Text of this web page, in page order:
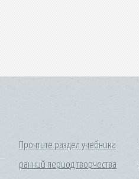
Прочтите раздел учебника
ранний период творчества